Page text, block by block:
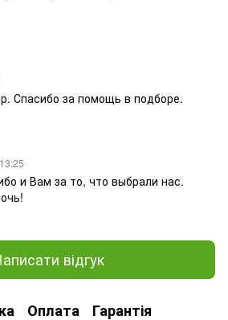
Спасибо за помощь в подборе.
и Вам за то, что выбрали нас.
відгук
Оплата Гарантія